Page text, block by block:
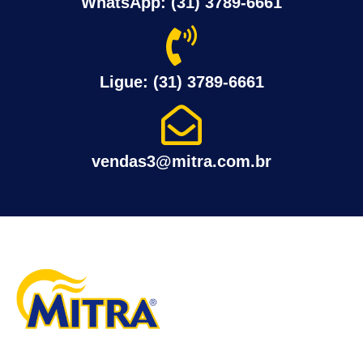
Ligue: (31) 3789-6661
vendas3@mitra.com.br